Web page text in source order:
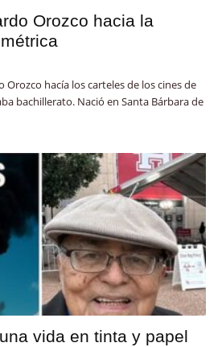
Orozco hacia la
Orozco hacía los carteles de los cines de
bachillerato. Nació en Santa Bárbara de
vida en tinta y papel